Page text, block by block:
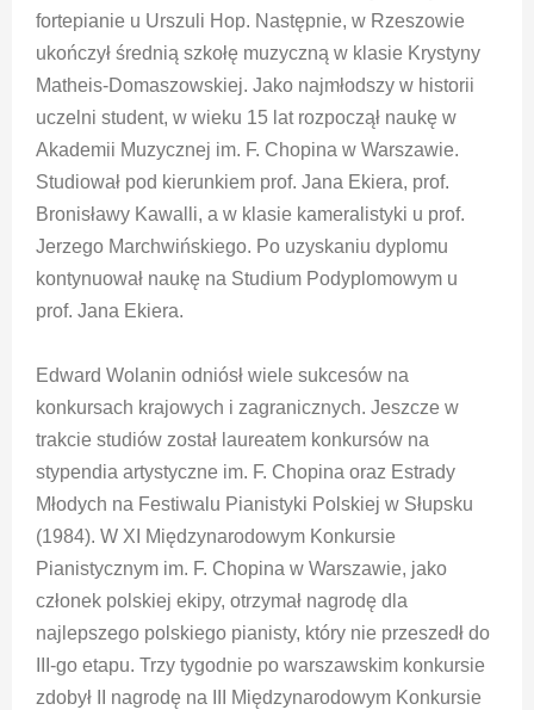
fortepianie u Urszuli Hop. Następnie, w Rzeszowie
ukończył średnią szkołę muzyczną w klasie Krystyny
Matheis-Domaszowskiej. Jako najmłodszy w historii
uczelni student, w wieku 15 lat rozpoczął naukę w
Akademii Muzycznej im. F. Chopina w Warszawie.
Studiował pod kierunkiem prof. Jana Ekiera, prof.
Bronisławy Kawalli, a w klasie kameralistyki u prof.
Jerzego Marchwińskiego. Po uzyskaniu dyplomu
kontynuował naukę na Studium Podyplomowym u
prof. Jana Ekiera.
Edward Wolanin odniósł wiele sukcesów na
konkursach krajowych i zagranicznych. Jeszcze w
trakcie studiów został laureatem konkursów na
stypendia artystyczne im. F. Chopina oraz Estrady
Młodych na Festiwalu Pianistyki Polskiej w Słupsku
(1984). W XI Międzynarodowym Konkursie
Pianistycznym im. F. Chopina w Warszawie, jako
członek polskiej ekipy, otrzymał nagrodę dla
najlepszego polskiego pianisty, który nie przeszedł do
III-go etapu. Trzy tygodnie po warszawskim konkursie
zdobył II nagrodę na III Międzynarodowym Konkursie